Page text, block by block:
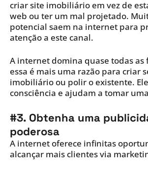
criar site imobiliário em vez de
web ou ter um mal projetado.
potencial saem na internet para
atenção a este canal.
A internet domina quase todas as
essa é mais uma razão para criar
imobiliário ou polir o existente.
consciência e ajudam a tomar
#3. Obtenha uma
poderosa
A internet oferece infinitas
alcançar mais clientes via